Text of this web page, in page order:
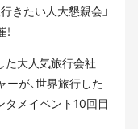
きたい人大懇親会」
た大人気旅行会社
ーが、世界旅行した
タメイベント10回目